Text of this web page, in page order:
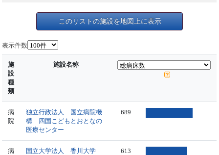
このリストの施設を地図上に表示
表示件数
施
設
種
類
施設名称
病
院
独立行政法人 国立病院機
構 四国こどもとおとなの
医療センター
689
病
国立大学法人 香川大学
613